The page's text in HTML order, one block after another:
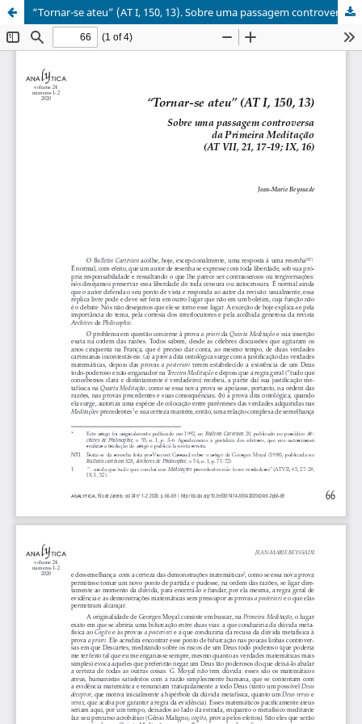
“Tornar-se ateu” (AT I, 150, 13). Sobre uma passagem controversa da Primeira Meditação (AT VII, 21, 17-19; IX, 16)